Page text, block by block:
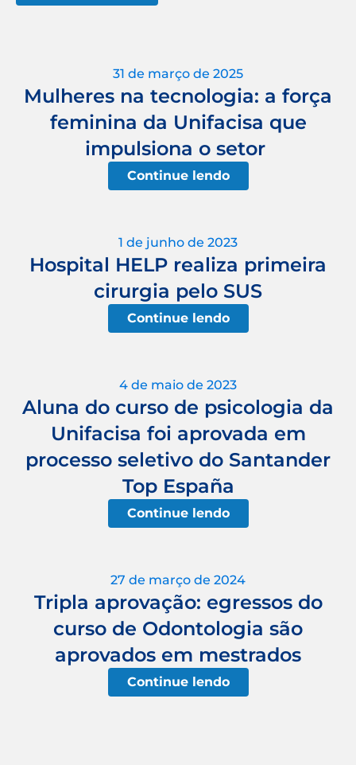
31 de março de 2025
Mulheres na tecnologia: a força
feminina da Unifacisa que
impulsiona o setor
Continue lendo
1 de junho de 2023
Hospital HELP realiza primeira
cirurgia pelo SUS
Continue lendo
4 de maio de 2023
Aluna do curso de psicologia da
Unifacisa foi aprovada em
processo seletivo do Santander
Top España
Continue lendo
27 de março de 2024
Tripla aprovação: egressos do
curso de Odontologia são
aprovados em mestrados
Continue lendo